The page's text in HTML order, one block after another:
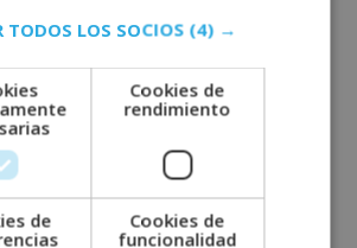
para alojar cursos online.
interactivos con Scorm.
TODOS LOS SOCIOS (4) →
Cookies de
rendimiento
de
Cookies de
funcionalidad